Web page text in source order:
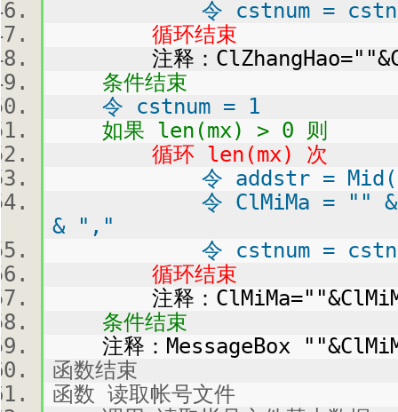
令 cstnum =
循环结束
注释：
条件结束
令 cstnum = 1
如果 len(mx) > 0 则
循环 len(mx) 次
令 addstr = Mid("" &
令 ClMiMa = "" &
& ","
令 cstnum =
循环结束
注释：
条件结束
注释：MessageBox
函数结束
函数 读取帐号文件